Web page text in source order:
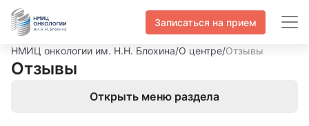
Записаться на прием
НМИЦ онкологии им. Н.Н. Блохина/О центре/Отзывы
Отзывы
Открыть меню раздела